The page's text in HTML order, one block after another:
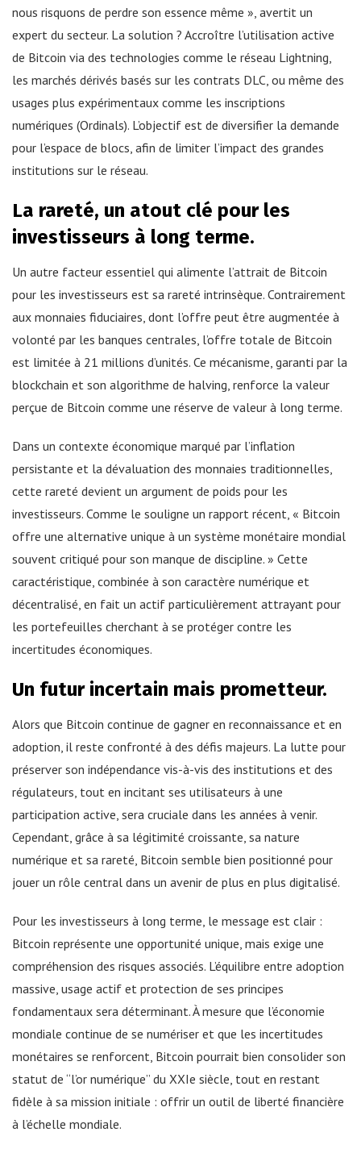
nous risquons de perdre son essence même », avertit un
expert du secteur. La solution ? Accroître l’utilisation active
de Bitcoin via des technologies comme le réseau Lightning,
les marchés dérivés basés sur les contrats DLC, ou même des
usages plus expérimentaux comme les inscriptions
numériques (Ordinals). L’objectif est de diversifier la demande
pour l’espace de blocs, afin de limiter l’impact des grandes
institutions sur le réseau.
La rareté, un atout clé pour les
investisseurs à long terme.
Un autre facteur essentiel qui alimente l’attrait de Bitcoin
pour les investisseurs est sa rareté intrinsèque. Contrairement
aux monnaies fiduciaires, dont l’offre peut être augmentée à
volonté par les banques centrales, l’offre totale de Bitcoin
est limitée à 21 millions d’unités. Ce mécanisme, garanti par la
blockchain et son algorithme de halving, renforce la valeur
perçue de Bitcoin comme une réserve de valeur à long terme.
Dans un contexte économique marqué par l’inflation
persistante et la dévaluation des monnaies traditionnelles,
cette rareté devient un argument de poids pour les
investisseurs. Comme le souligne un rapport récent, « Bitcoin
offre une alternative unique à un système monétaire mondial
souvent critiqué pour son manque de discipline. » Cette
caractéristique, combinée à son caractère numérique et
décentralisé, en fait un actif particulièrement attrayant pour
les portefeuilles cherchant à se protéger contre les
incertitudes économiques.
Un futur incertain mais prometteur.
Alors que Bitcoin continue de gagner en reconnaissance et en
adoption, il reste confronté à des défis majeurs. La lutte pour
préserver son indépendance vis-à-vis des institutions et des
régulateurs, tout en incitant ses utilisateurs à une
participation active, sera cruciale dans les années à venir.
Cependant, grâce à sa légitimité croissante, sa nature
numérique et sa rareté, Bitcoin semble bien positionné pour
jouer un rôle central dans un avenir de plus en plus digitalisé.
Pour les investisseurs à long terme, le message est clair :
Bitcoin représente une opportunité unique, mais exige une
compréhension des risques associés. L’équilibre entre adoption
massive, usage actif et protection de ses principes
fondamentaux sera déterminant. À mesure que l’économie
mondiale continue de se numériser et que les incertitudes
monétaires se renforcent, Bitcoin pourrait bien consolider son
statut de “l’or numérique” du XXIe siècle, tout en restant
fidèle à sa mission initiale : offrir un outil de liberté financière
à l’échelle mondiale.